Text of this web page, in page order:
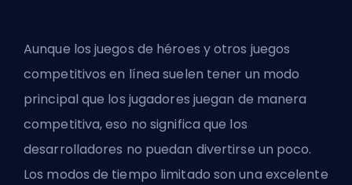
Aunque los juegos de héroes y otros juegos
competitivos en línea suelen tener un modo
principal que los jugadores juegan de manera
competitiva, eso no significa que los
desarrolladores no puedan divertirse un poco.
Los modos de tiempo limitado son una excelente